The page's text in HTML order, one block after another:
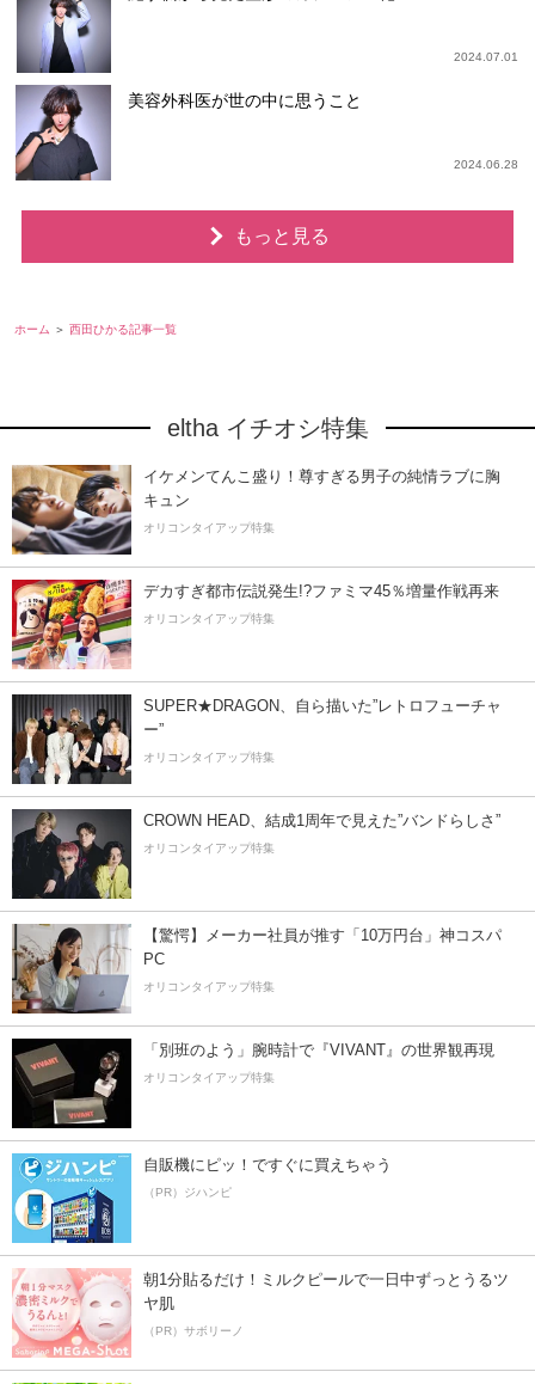
2024.07.01
美容外科医が世の中に思うこと
2024.06.28
もっと見る
ホーム 西田ひかる記事一覧
eltha イチオシ特集
イケメンてんこ盛り！尊すぎる男子の純情ラブに胸
キュン
オリコンタイアップ特集
デカすぎ都市伝説発生!?ファミマ45％増量作戦再来
オリコンタイアップ特集
SUPER★DRAGON、自ら描いた”レトロフューチャ
ー”
オリコンタイアップ特集
CROWN HEAD、結成1周年で見えた”バンドらしさ”
オリコンタイアップ特集
【驚愕】メーカー社員が推す「10万円台」神コスパ
PC
オリコンタイアップ特集
「別班のよう」腕時計で『VIVANT』の世界観再現
オリコンタイアップ特集
自販機にピッ！ですぐに買えちゃう
（PR）ジハンピ
朝1分貼るだけ！ミルクピールで一日中ずっとうるツ
ヤ肌
（PR）サボリーノ